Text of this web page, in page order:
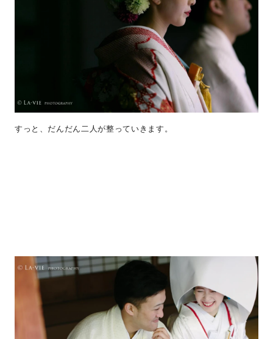
すっと、だんだん二人が整っていきます。